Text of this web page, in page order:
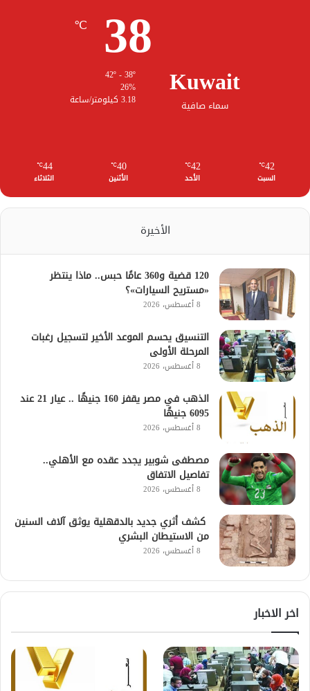
Kuwait
سماء صافية
38
℃
26%
3.18 كيلومتر/ساعة
42
℃
السبت
42
℃
الأحد
40
℃
الأثنين
44
℃
الثلاثاء
الأخيرة
120 قضية و360 عامًا حبس.. ماذا ينتظر
«مستريح السيارات»؟
8 أغسطس، 2026
التنسيق يحسم الموعد الأخير لتسجيل رغبات
المرحلة الأولى
8 أغسطس، 2026
الذهب في مصر يقفز 160 جنيهًا .. عيار 21 عند
6095 جنيهًا
8 أغسطس، 2026
مصطفى شوبير يجدد عقده مع الأهلي..
تفاصيل الاتفاق
8 أغسطس، 2026
كشف أثري جديد بالدقهلية يوثق آلاف السنين
من الاستيطان البشري
8 أغسطس، 2026
اخر الاخبار